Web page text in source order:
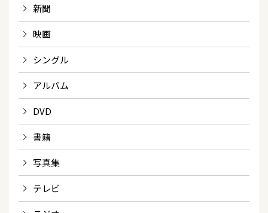
新聞
映画
シングル
アルバム
DVD
書籍
写真集
テレビ